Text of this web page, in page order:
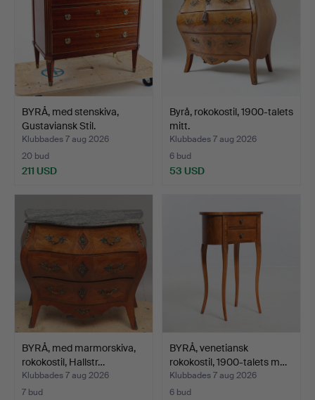
BYRÅ, med stenskiva,
Gustaviansk Stil.
Klubbades 7 aug 2026
20 bud
211 USD
Byrå, rokokostil, 1900-talets
mitt.
Klubbades 7 aug 2026
6 bud
53 USD
BYRÅ, med marmorskiva,
rokokostil, Hallstr…
Klubbades 7 aug 2026
7 bud
BYRÅ, venetiansk
rokokostil, 1900-talets m…
Klubbades 7 aug 2026
6 bud